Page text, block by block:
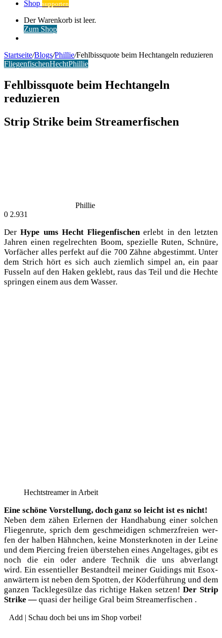
Shop supporten
Warenkorb
ansehen
Der Warenkorb ist leer.
Zum Shop
Startseite/Blogs/Phillie/Fehlbissquote beim Hechtangeln reduzieren
FliegenfischenHechtPhillie
Fehlbissquote beim Hechtangeln
reduzieren
Strip Strike beim Streamerfischen
Phillie
0 2.931
DerHype ums Hecht Flie­gen­fi­schen erlebt in den letz­ten
Jah­ren einen regel­rech­ten Boom, spe­zi­el­le Ruten, Schnü­re,
Vor­fä­cher alles per­fekt auf die 700 Zäh­ne abge­stimmt. Unter
dem Strich hört es sich auch ziem­lich sim­pel an, ein paar
Fus­seln auf den Haken geklebt, raus das Teil und die Hech­te
sprin­gen einem aus dem Wasser.
Hecht­strea­mer in Arbeit
Eine schö­ne Vor­stel­lung, doch ganz so leicht ist es nicht!
Neben dem zähen Erler­nen der Hand­ha­bung einer sol­chen
Flie­gen­ru­te, sprich dem geschmei­di­gen schmerz­frei­en wer­
fen der hal­ben Hähn­chen, kei­ne Mons­ter­kno­ten in der Lei­ne
und dem Pier­cing frei­en über­ste­hen eines Angel­ta­ges, gibt es
noch die ein oder ande­re Tech­nik die uns abver­langt
wird. Ein essen­ti­el­ler Bestand­teil mei­ner Gui­dings mit Esox­
an­wär­tern ist neben dem Spot­ten, der Köder­füh­rung und dem
gan­zen Tack­le­ge­sül­ze das rich­ti­ge Haken set­zen!Der Strip
Strike —qua­si der hei­li­ge Gral beim Streamerfischen .
Add | Schau doch bei uns im Shop vorbei!